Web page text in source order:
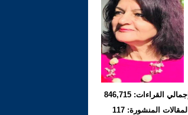
إجمالي القراءات: 846,715
المقالات المنشورة: 117